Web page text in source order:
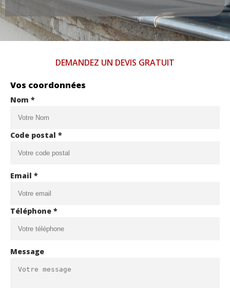
DEMANDEZ UN DEVIS GRATUIT
Vos coordonnées
Nom *
Code postal *
Email *
Téléphone *
Message